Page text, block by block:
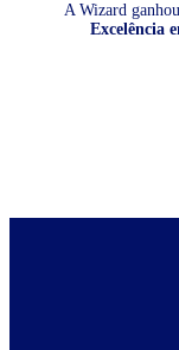
A Wizard
Excelência